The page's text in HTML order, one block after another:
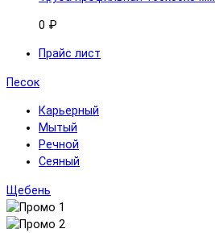
0 ₽
Прайс лист
Песок
Карьерный
Мытый
Речной
Сеяный
Щебень